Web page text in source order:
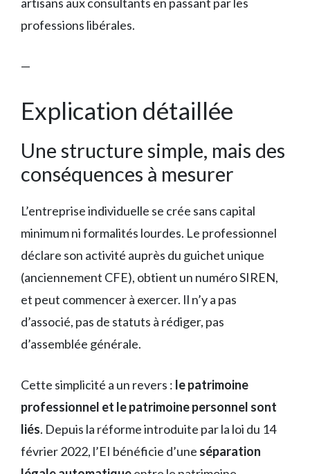
professions libérales.
—
Explication détaillée
Une structure simple, mais des
conséquences à mesurer
L’entreprise individuelle se crée sans capital
minimum ni formalités lourdes. Le professionnel
déclare son activité auprès du guichet unique
(anciennement CFE), obtient un numéro SIREN,
et peut commencer à exercer. Il n’y a pas
d’associé, pas de statuts à rédiger, pas
d’assemblée générale.
Cette simplicité a un revers : le patrimoine
professionnel et le patrimoine personnel sont
liés. Depuis la réforme introduite par la loi du 14
février 2022, l’EI bénéficie d’une séparation